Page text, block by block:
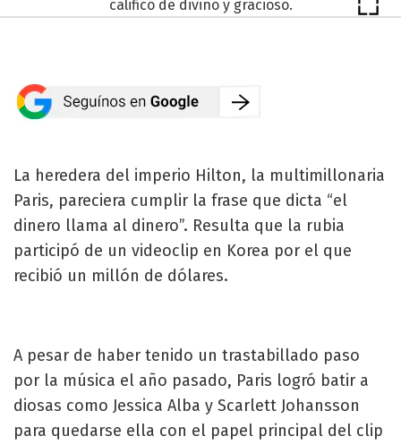
La heredera del imperio Hilton, la multimillonaria
Paris, pareciera cumplir la frase que dicta “el
dinero llama al dinero”. Resulta que la rubia
participó de un videoclip en Korea por el que
recibió un millón de dólares.
A pesar de haber tenido un trastabillado paso
por la música el año pasado, Paris logró batir a
diosas como Jessica Alba y Scarlett Johansson
para quedarse ella con el papel principal del clip